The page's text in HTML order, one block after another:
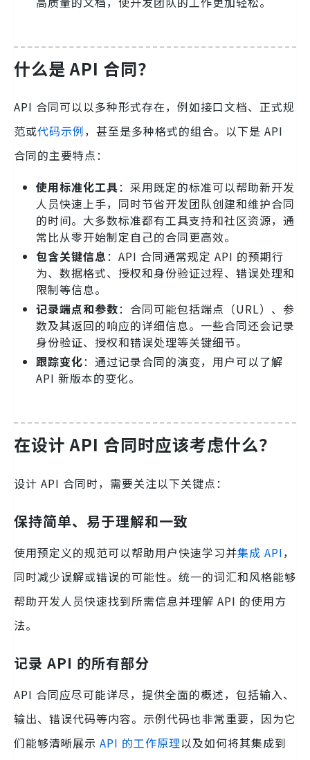
什么是 API 合同？
API 合同可以以多种形式存在，例如接口文档、正式规
范或代码示例，甚至是多种格式的组合。以下是 API
合同的主要特点：
使用标准化工具：采用既定的标准可以帮助新开发
人员快速上手，同时节省开发团队创建和维护合同
的时间。大多数标准都有工具支持和社区资源，通
常比从零开始制定自己的合同更高效。
包含关键信息：API 合同通常规定 API 的预期行
为、数据格式、授权和身份验证过程、错误处理和
限制等信息。
记录端点和参数：合同可能包括端点（URL）、参
数及其返回的响应的详细信息。一些合同还会记录
身份验证、授权和错误处理等关键细节。
跟踪变化：通过记录合同的演变，用户可以了解
API 新版本的变化。
在设计 API 合同时应该考虑什么？
设计 API 合同时，需要关注以下关键点：
保持简单、易于理解和一致
使用预定义的规范可以帮助用户快速学习并集成 API，
同时减少误解或错误的可能性。统一的词汇和风格能够
帮助开发人员快速找到所需信息并理解 API 的使用方
法。
记录 API 的所有部分
API 合同应尽可能详尽，提供全面的概述，包括输入、
输出、错误代码等内容。示例代码也非常重要，因为它
们能够清晰展示 API 的工作原理以及如何将其集成到